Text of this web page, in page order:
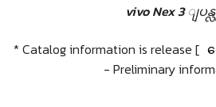
vivo Nex 3 ျ
* Catalog information is release [
- Preliminary